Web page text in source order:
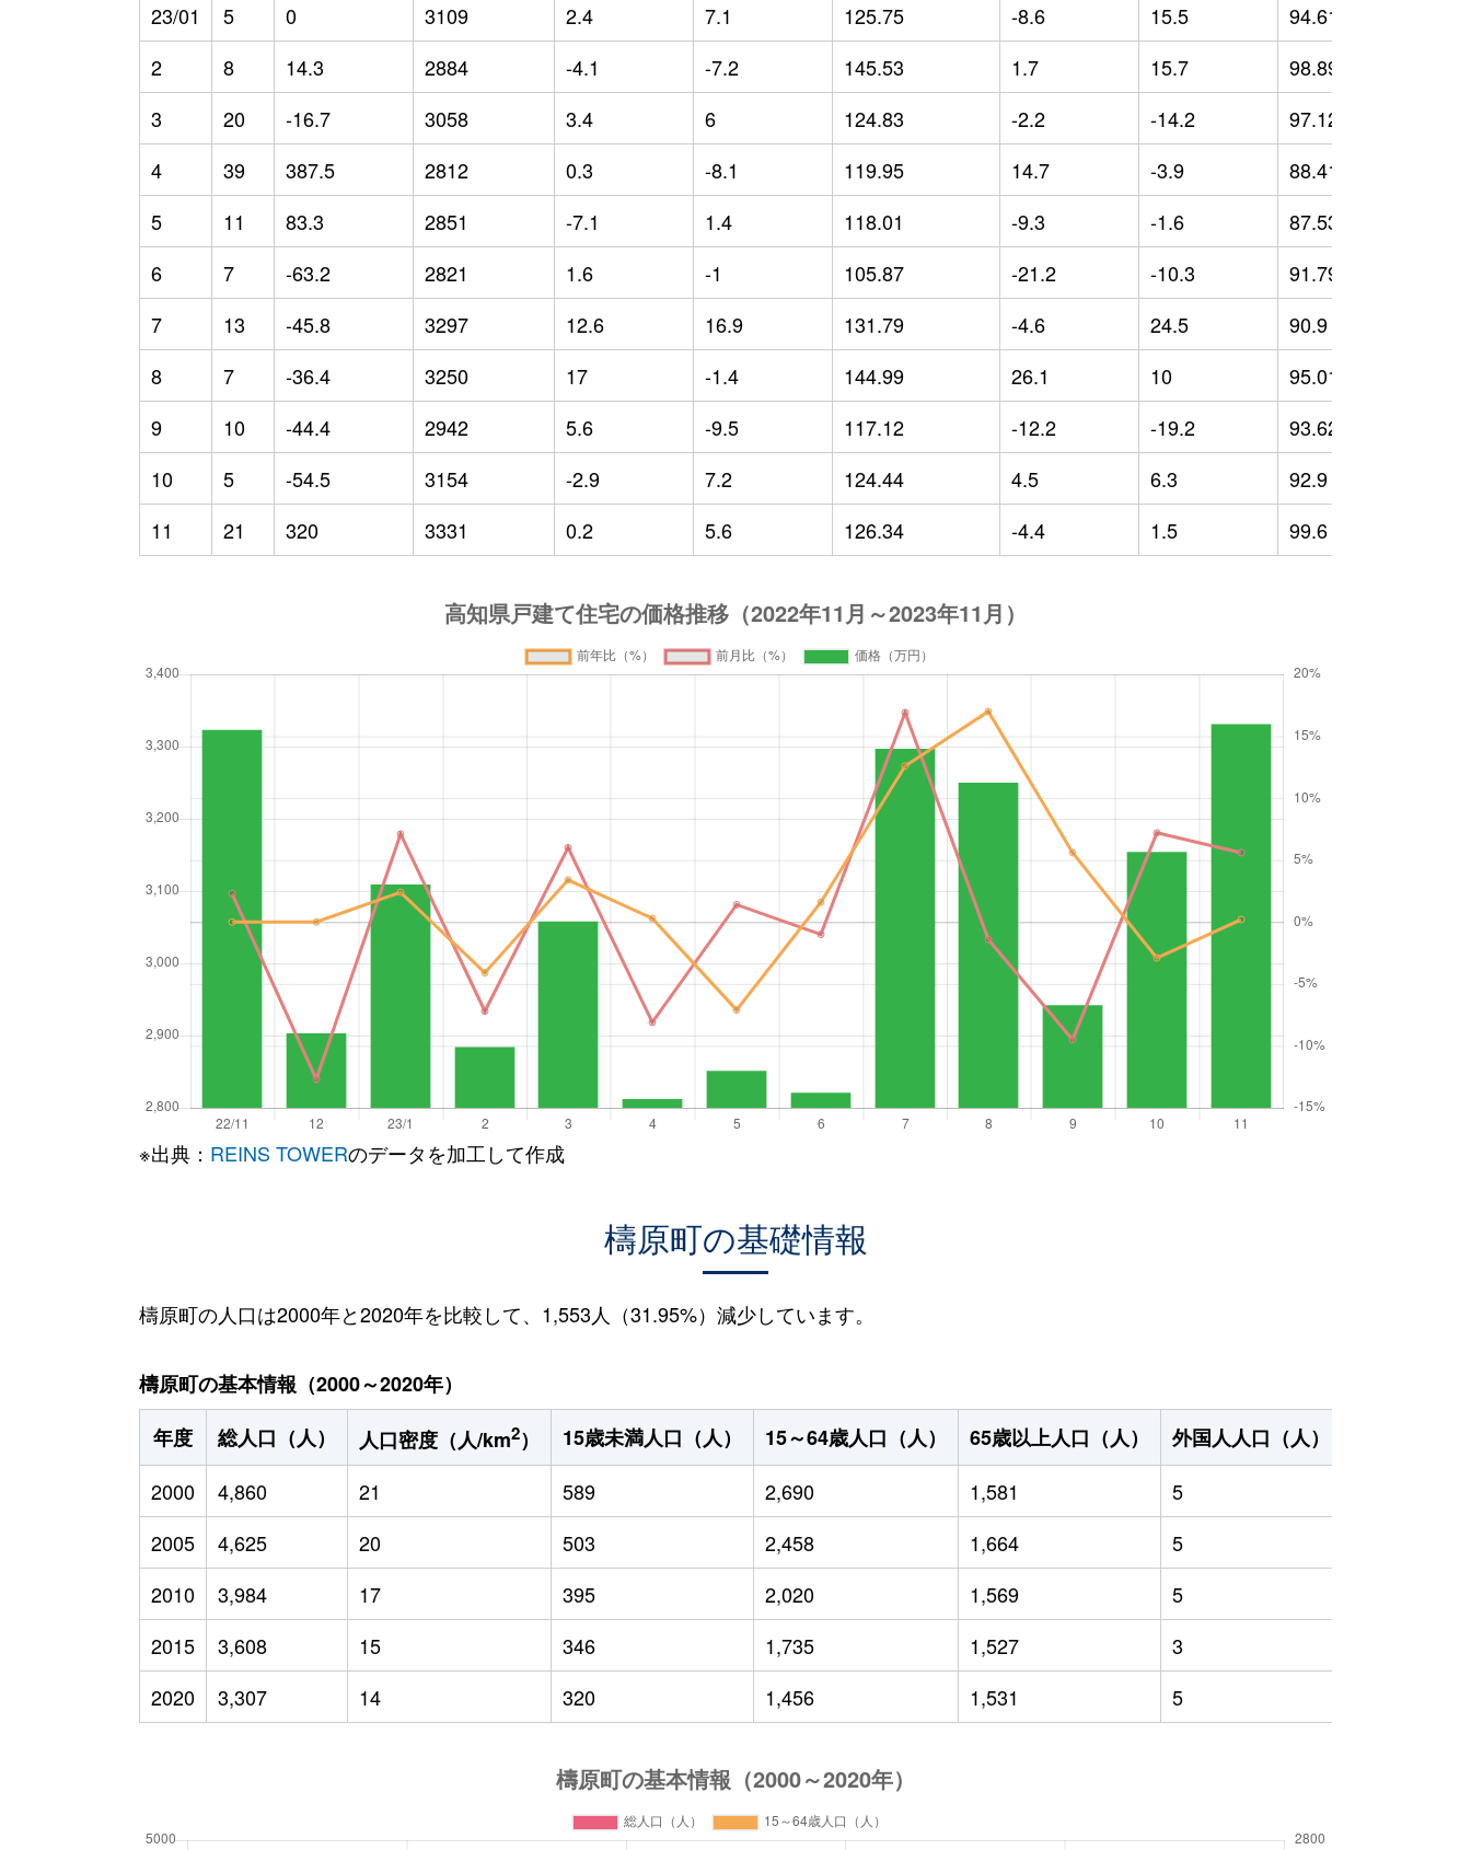
23/01
5 0 3109 2.4 7.1 125.75 -8.6 15.5 94.61
2
8 14.3 2884 -4.1 -7.2 145.53 1.7 15.7 98.89
3
20 -16.7 3058 3.4 6 124.83 -2.2 -14.2 97.12
4
39 387.5 2812 0.3 -8.1 119.95 14.7 -3.9 88.41
5
11 83.3 2851 -7.1 1.4 118.01 -9.3 -1.6 87.53
6
7 -63.2 2821 1.6 -1 105.87 -21.2 -10.3 91.79
7
13 -45.8 3297 12.6 16.9 131.79 -4.6 24.5 90.9
8
7 -36.4 3250 17 -1.4 144.99 26.1 10 95.01
9
10 -44.4 2942 5.6 -9.5 117.12 -12.2 -19.2 93.62
10
5 -54.5 3154 -2.9 7.2 124.44 4.5 6.3 92.9
11
21 320 3331 0.2 5.6 126.34 -4.4 1.5 99.6
※出典： REINS TOWERのデータを加工して作成
檮原町の基礎情報
檮原町の人口は2000年と2020年を比較して、1,553人（31.95%）減少しています。
檮原町の基本情報（2000～2020年）
年度
総人口（人） 人口密度（人/km2） 15歳未満人口（人） 15～64歳人口（人） 65歳以上人口（人） 外国人人口（人）
2000
4,860 21 589 2,690 1,581 5
2005
4,625 20 503 2,458 1,664 5
2010
3,984 17 395 2,020 1,569 5
2015
3,608 15 346 1,735 1,527 3
2020
3,307 14 320 1,456 1,531 5